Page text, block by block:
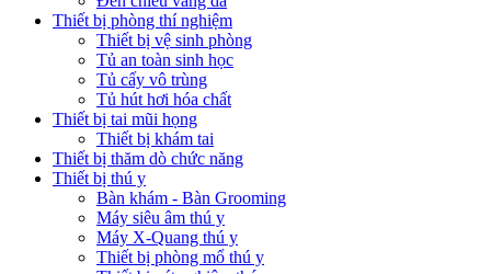
Thiết bị phòng thí nghiệm
Thiết bị vệ sinh phòng
Tủ an toàn sinh học
Tủ cấy vô trùng
Tủ hút hơi hóa chất
Thiết bị tai mũi họng
Thiết bị khám tai
Thiết bị thăm dò chức năng
Thiết bị thú y
Bàn khám - Bàn Grooming
Máy siêu âm thú y
Máy X-Quang thú y
Thiết bị phòng mổ thú y